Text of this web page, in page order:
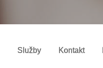
Služby Kontakt